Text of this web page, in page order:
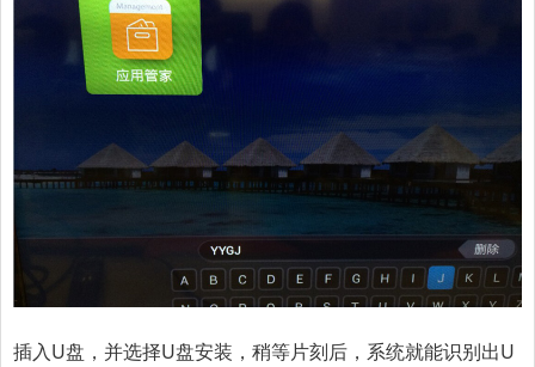
插入U盘，并选择U盘安装，稍等片刻后，系统就能识别出U